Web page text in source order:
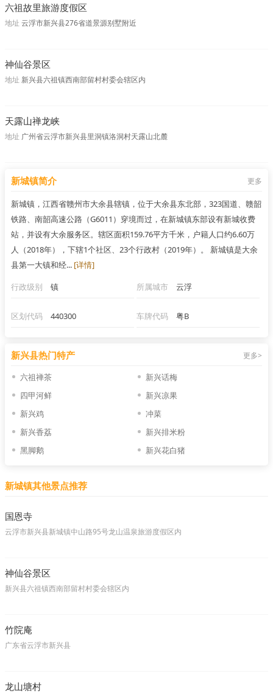
六祖故里旅游度假区
地址 云浮市新兴县276省道景源别墅附近
神仙谷景区
地址 新兴县六祖镇西南部留村村委会辖区内
天露山禅龙峡
地址 广州省云浮市新兴县里洞镇洛洞村天露山北麓
新城镇简介 更多
新城镇，江西省赣州市大余县辖镇，位于大余县东北部，323国道、赣韶
铁路、南韶高速公路（G6011）穿境而过，在新城镇东部设有新城收费
站，并设有大余服务区。辖区面积159.76平方千米，户籍人口约6.60万
人（2018年），下辖1个社区、23个行政村（2019年）。 新城镇是大余
县第一大镇和经... [详情]
行政级别
镇 所属城市 云浮
区划代码 440300 车牌代码 粤B
新兴县热门特产 更多>
六祖禅茶
新兴话梅
四甲河鲜
新兴凉果
新兴鸡
冲菜
新兴香荔
新兴排米粉
黑脚鹅
新兴花白猪
新城镇其他景点推荐
国恩寺
云浮市新兴县新城镇中山路95号龙山温泉旅游度假区内
神仙谷景区
新兴县六祖镇西南部留村村委会辖区内
竹院庵
广东省云浮市新兴县
龙山塘村